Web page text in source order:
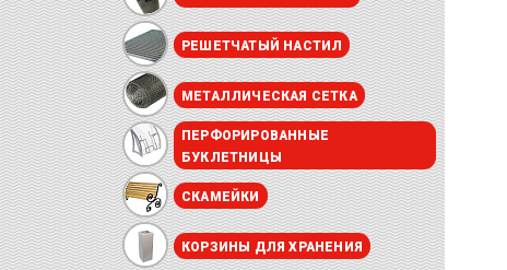
РЕШЕТЧАТЫЙ НАСТИЛ
МЕТАЛЛИЧЕСКАЯ СЕТКА
ПЕРФОРИРОВАННЫЕ
БУКЛЕТНИЦЫ
СКАМЕЙКИ
КОРЗИНЫ ДЛЯ ХРАНЕНИЯ